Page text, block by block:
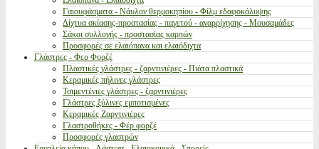
Γαιουφάσματα - Νάυλον θερμοκηπίου - Φίλμ εδαφοκάλυψης
Δίχτυα σκίασης-προστασίας - παγετού - αναρρίχησης - Μουσαμάδες
Σάκοι συλλογής - προστασίας καρπών
Προσφορές σε ελαιόπανα και ελαιόδιχτα
Γλάστρες - Φερ Φορζέ
Πλαστικές γλάστρες - ζαρντινιέρες - Πιάτα πλαστικά
Κεραμικές πήλινες γλάστρες
Τσιμεντένιες γλάστρες - ζαρντινιέρες
Γλάστρες ξύλινες εμποτισμένες
Κεραμικές Ζαρντινιέρες
Γλαστροθήκες - Φέρ φορζέ
Προσφορές γλαστρών